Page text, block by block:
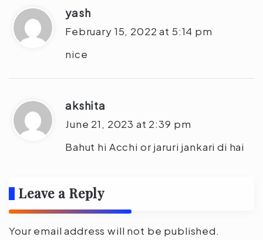
yash
a
:
February 15, 2022 at 5:14 pm
nice
akshita
a
June 21, 2023 at 2:39 pm
Bahut hi Acchi or jaruri jankari di hai
Leave a Reply
Your email address will not be published.